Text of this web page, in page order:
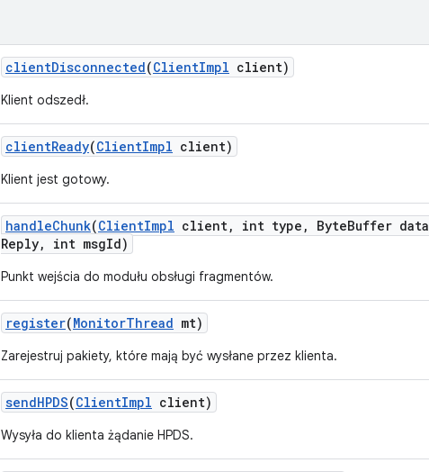
clientDisconnected(ClientImpl client)
Klient odszedł.
clientReady(ClientImpl client)
Klient jest gotowy.
handleChunk(ClientImpl client, int type , ByteBuffer data
Reply, int msgId)
Punkt wejścia do modułu obsługi fragmentów.
register(MonitorThread mt)
Zarejestruj pakiety, które mają być wysłane przez klienta.
sendHPDS(ClientImpl client)
Wysyła do klienta żądanie HPDS.